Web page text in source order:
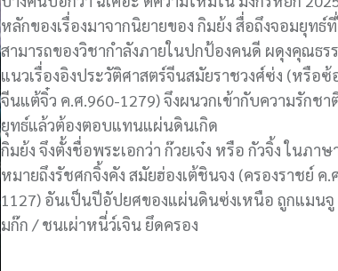
หลักของเรื่องมาจากนิยายของ กิมย้ง สื่อถึงจอมยุทธ์
สามารถของวิชากำลังภายในปกป้องคนดี ผดุงคุณธร
แนวเรื่องอิงประวัติศาสตร์จีนสมัยราชวงศ์ซ่ง (หรือซ้
จีนแต้จิ๋ว ค.ศ.960-1279) จึงผนวกเข้ากับความรักชา
ยุทธ์แล้วต้องตอบแทนแผ่นดินเกิด
กิมย้ง จึงตั้งชื่อพระเอกว่า ก๊วยเจ๋ง หรือ กัวจิ้ง ในภาษ
หมายถึงรัชศกจิ้งคัง สมัยฮ่องเต้ชินจง (ครองราชย์ ค.
1127) อันเป็นปีอัปยศของแผ่นดินซ่งเหนือ ถูกแมน
มก๊ก / ชนเผ่าหนี่ว์เจิน ยึดครอง